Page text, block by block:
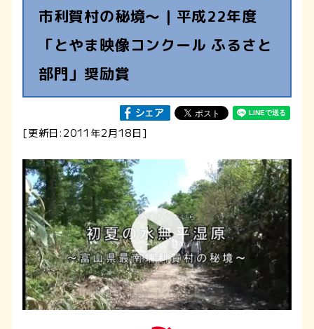
市利賀村の秘境～ | 平成22年度
「とやま映像コンクール ふるさと
部門」奨励賞
[更新日:2011年2月18日]